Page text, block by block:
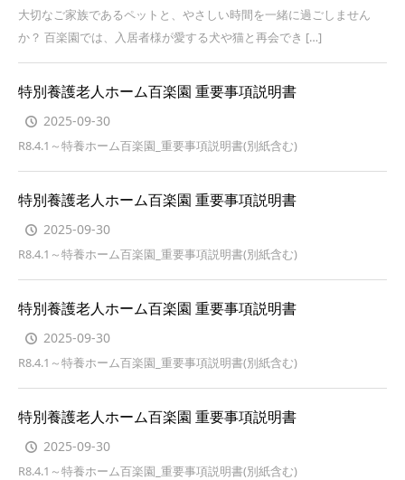
大切なご家族であるペットと、やさしい時間を一緒に過ごしません
か？ 百楽園では、入居者様が愛する犬や猫と再会でき […]
特別養護老人ホーム百楽園 重要事項説明書
2025-09-30
R8.4.1～特養ホーム百楽園_重要事項説明書(別紙含む)
特別養護老人ホーム百楽園 重要事項説明書
2025-09-30
R8.4.1～特養ホーム百楽園_重要事項説明書(別紙含む)
特別養護老人ホーム百楽園 重要事項説明書
2025-09-30
R8.4.1～特養ホーム百楽園_重要事項説明書(別紙含む)
特別養護老人ホーム百楽園 重要事項説明書
2025-09-30
R8.4.1～特養ホーム百楽園_重要事項説明書(別紙含む)